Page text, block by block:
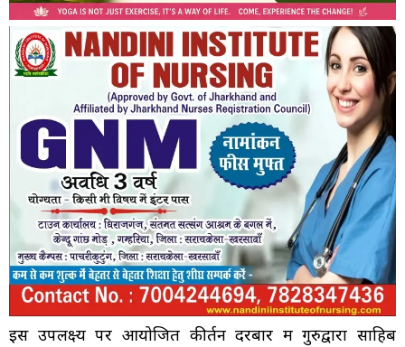
इस उपलक्ष्य पर आयोजित कीर्तन दरबार में गुरुद्वारा साहिब